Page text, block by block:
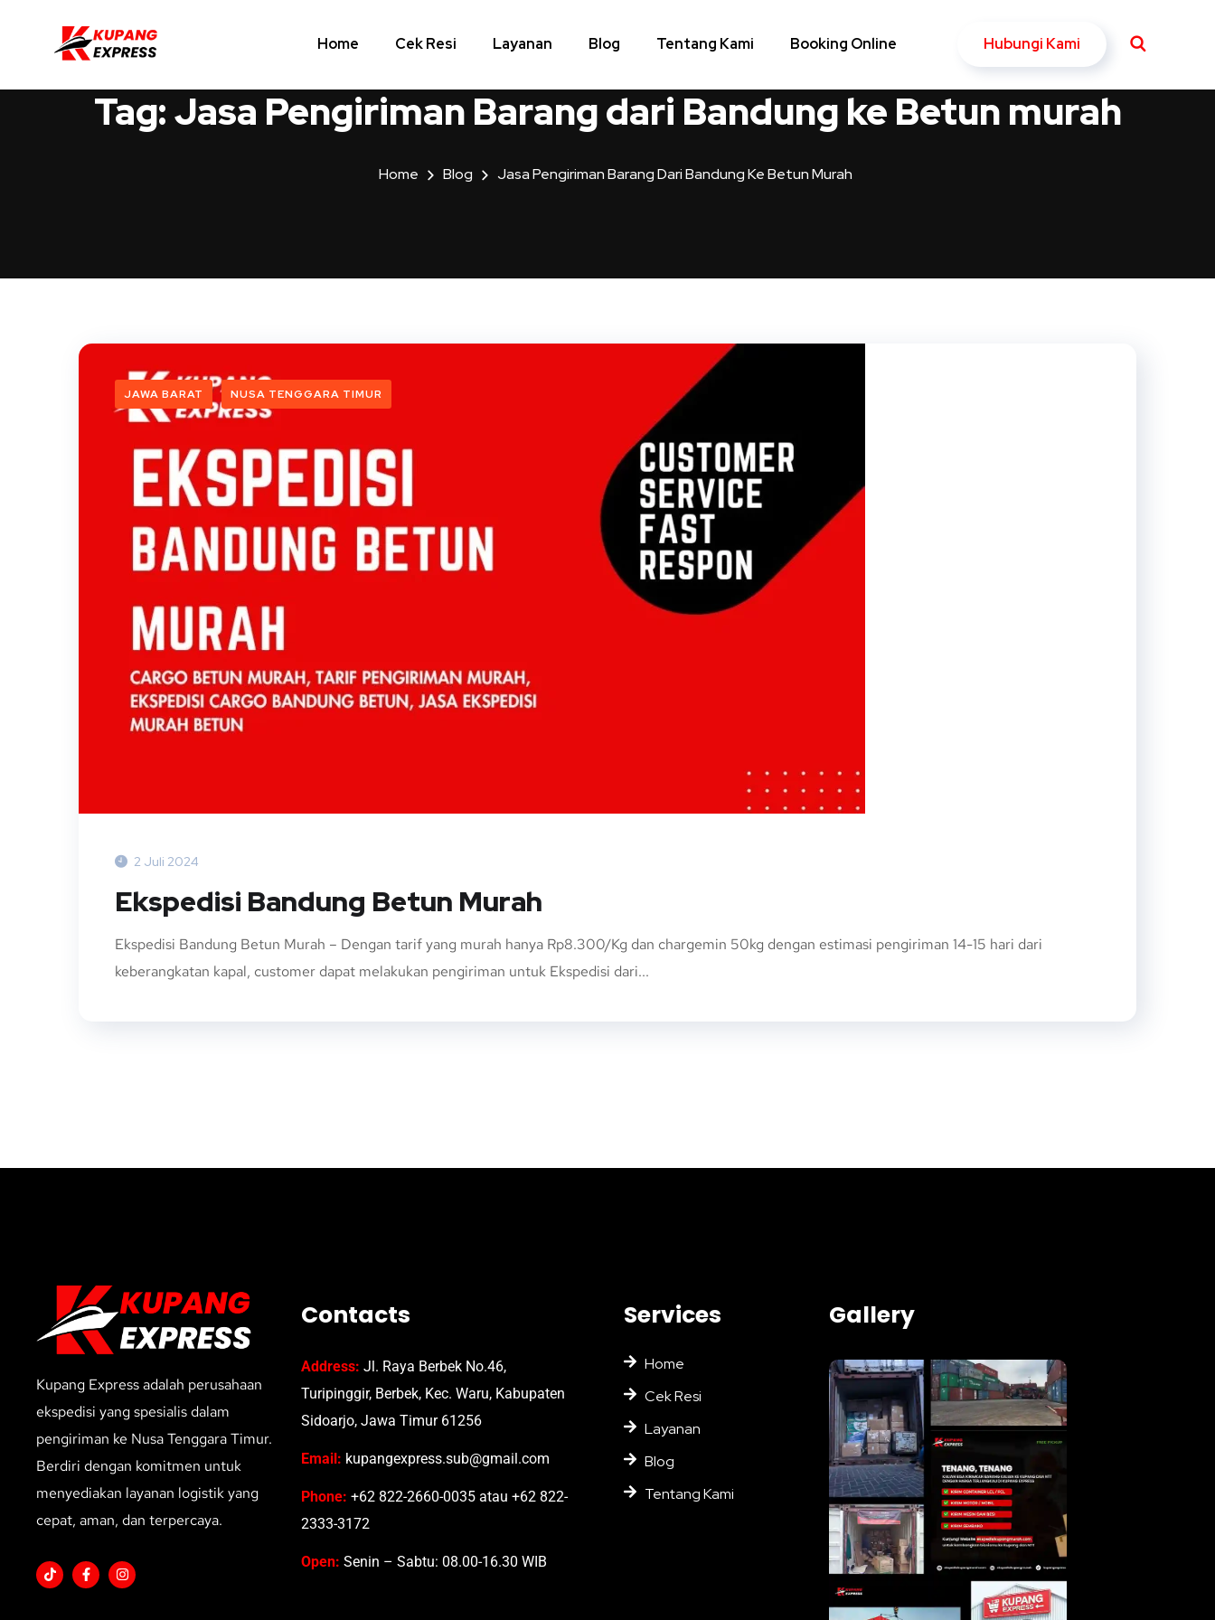
Home Cek Resi Layanan Blog Tentang Kami Booking Online Hubungi Kami
Tag:Jasa Pengiriman Barang dari Bandung ke Betun murah
Home Blog Jasa Pengiriman Barang Dari Bandung Ke Betun Murah
JAWA BARAT NUSA TENGGARA TIMUR
2 Juli 2024
Ekspedisi Bandung Betun Murah
Ekspedisi Bandung Betun Murah – Dengan tarif yang murah hanya Rp8.300/Kg dan chargemin 50kg dengan estimasi pengiriman 14-15 hari dari
keberangkatan kapal, customer dapat melakukan pengiriman untuk Ekspedisi dari...
Kupang Express adalah perusahaan
ekspedisi yang spesialis dalam
pengiriman ke Nusa Tenggara Timur.
Berdiri dengan komitmen untuk
menyediakan layanan logistik yang
cepat, aman, dan terpercaya.
Contacts
Address: Jl. Raya Berbek No.46,
Turipinggir, Berbek, Kec. Waru, Kabupaten
Sidoarjo, Jawa Timur 61256
Email: kupangexpress.sub@gmail.com
Phone: +62 822-2660-0035 atau +62 822-
2333-3172
Open: Senin – Sabtu: 08.00-16.30 WIB
Services
Home
Cek Resi
Layanan
Blog
Tentang Kami
Gallery